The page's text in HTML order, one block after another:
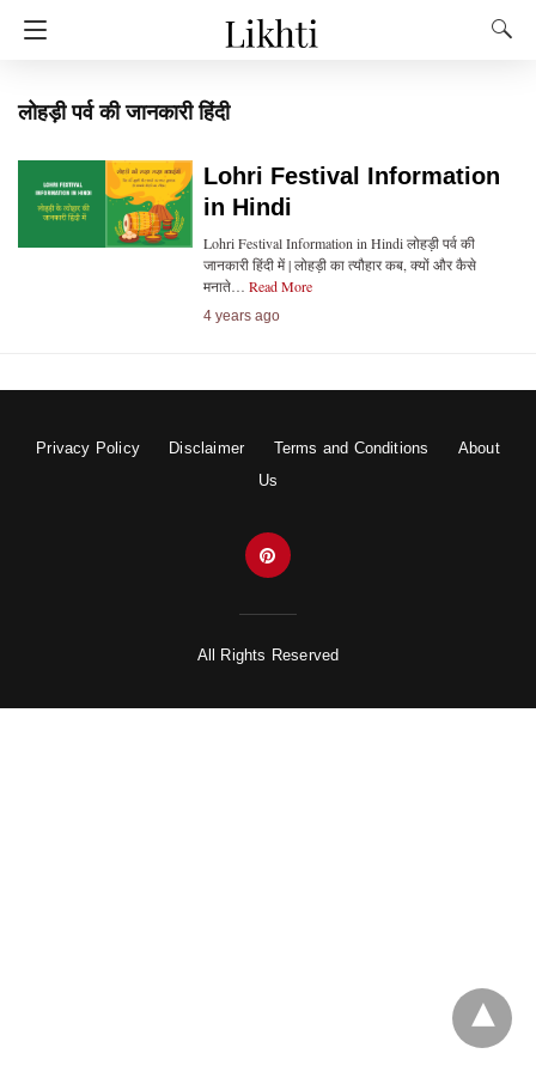
लोहड़ी पर्व की जानकारी हिंदी
Lohri Festival Information
in Hindi
Lohri Festival Information in Hindi लोहड़ी पर्व की
जानकारी हिंदी में | लोहड़ी का त्यौहार कब, क्यों और कैसे
मनाते… Read More
4 years ago
Privacy Policy Disclaimer Terms and Conditions
About
Us
All Rights Reserved